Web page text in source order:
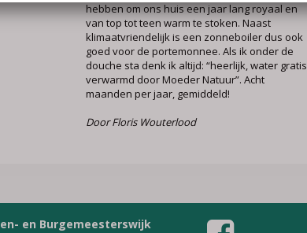
hebben om ons huis een jaar lang royaal en
van top tot teen warm te stoken. Naast
klimaatvriendelijk is een zonneboiler dus ook
goed voor de portemonnee. Als ik onder de
douche sta denk ik altijd: “heerlijk, water gratis
verwarmd door Moeder Natuur”. Acht
maanden per jaar, gemiddeld!
Door Floris Wouterlood
en Burgemeesterswijk